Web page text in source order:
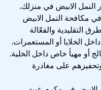
النمل الابيض في منزلك.
مكافحة النمل الابيض
التقليدية والفعّالة
الخلايا أو المستعمرات.
أو مهيأ خاص داخل الخلية.
على مغادرة